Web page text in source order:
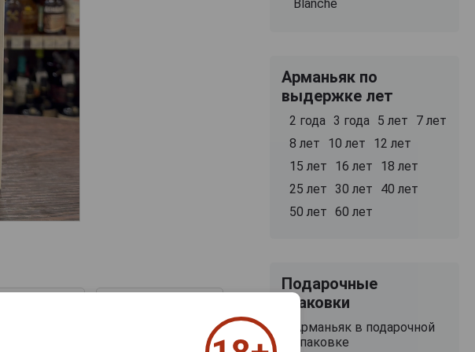
Blanche
Арманьяк по
выдержке лет
2 года 3 года 5 лет
7 лет
8 лет
10 лет
12 лет
15 лет
16 лет
18 лет
25 лет 30 лет
40 лет
50 лет 60 лет
Подарочные
упаковки
Арманьяк в подарочной
упаковке